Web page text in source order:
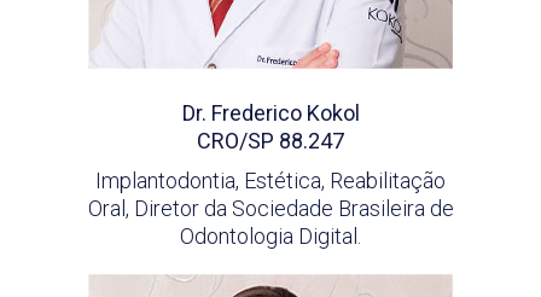
Dr. Frederico Kokol
CRO/SP 88.247
Implantodontia, Estética, Reabilitação
Oral, Diretor da Sociedade Brasileira de
Odontologia Digital.